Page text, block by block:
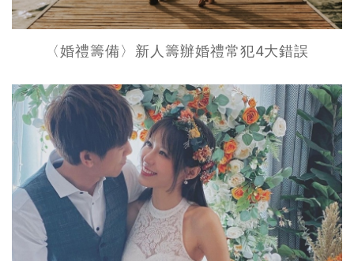
〈婚禮籌備〉新人籌辦婚禮常犯4大錯誤